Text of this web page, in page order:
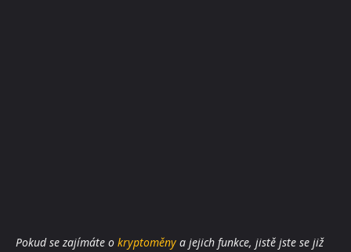
Pokud se zajímáte o kryptoměny a jejich funkce, jistě jste se již